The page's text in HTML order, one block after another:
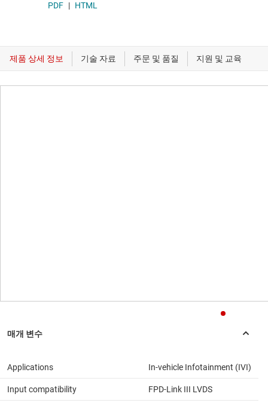
PDF | HTML
Applications In-vehicle Infotainment (IVI)
Input compatibility FPD-Link III LVDS